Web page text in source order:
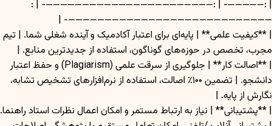
| :—————- | :———————————————————————- | :
————————————————————————————- |
| **کیفیت علمی** | پایه‌ای برای اعتبار آکادمیک و آینده شغلی شما. | تیم
مجرب، تخصص در حوزه‌های گوناگون، استفاده از جدیدترین منابع. |
| **اصالت کار** | جلوگیری از سرقت علمی (Plagiarism) و حفظ اعتبار
دانشجو. | تضمین ۱۰۰٪ اصالت، استفاده از نرم‌افزارهای تشخیص تشابه،
نگارش از پایه. |
| **پشتیبانی** | نیاز به ارتباط مستمر و امکان اعمال نظرات استاد راهنما.